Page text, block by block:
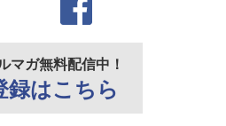
マガ無料配信中！
録はこちら